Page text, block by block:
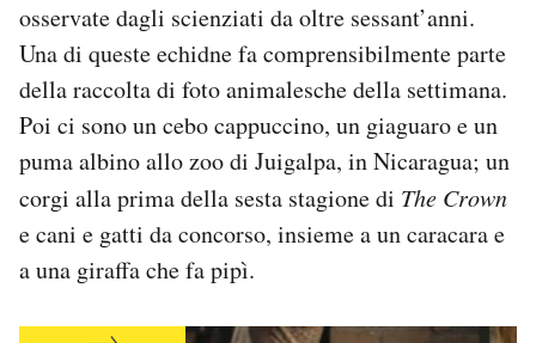
Esci
osservate dagli scienziati da oltre sessant’anni.
Una di queste echidne fa comprensibilmente parte
della raccolta di foto animalesche della settimana.
Poi ci sono un cebo cappuccino, un giaguaro e un
puma albino allo zoo di Juigalpa, in Nicaragua; un
corgi alla prima della sesta stagione di The Crown
e cani e gatti da concorso, insieme a un caracara e
a una giraffa che fa pipì.